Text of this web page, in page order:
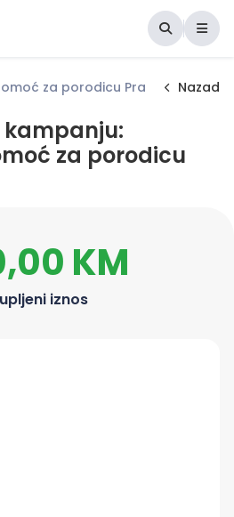
za porodicu Pranjgić Nazad
za porodicu
KM
iznos